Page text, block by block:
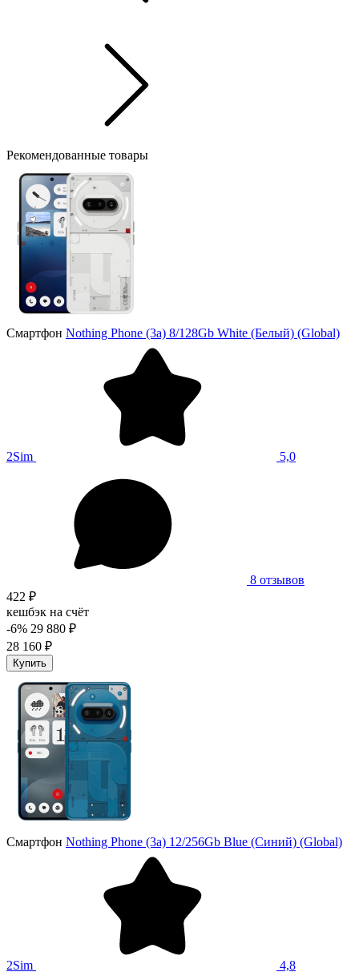
Рекомендованные товары
Смартфон Nothing Phone (3a) 8/128Gb White (Белый) (Global)
2Sim 5,0
8 отзывов
422 ₽
кешбэк на счёт
-6% 29 880 ₽
28 160 ₽
Купить
Смартфон Nothing Phone (3a) 12/256Gb Blue (Синий) (Global)
2Sim 4,8